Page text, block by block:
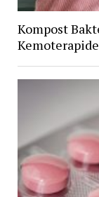
Kompost